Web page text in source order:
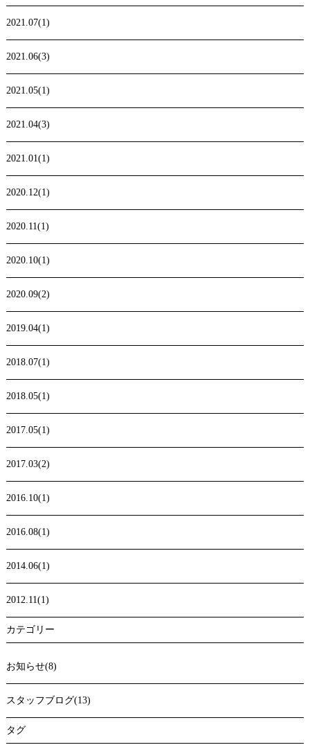
2021.07(1)
2021.06(3)
2021.05(1)
2021.04(3)
2021.01(1)
2020.12(1)
2020.11(1)
2020.10(1)
2020.09(2)
2019.04(1)
2018.07(1)
2018.05(1)
2017.05(1)
2017.03(2)
2016.10(1)
2016.08(1)
2014.06(1)
2012.11(1)
カテゴリー
お知らせ(8)
スタッフブログ(13)
タグ